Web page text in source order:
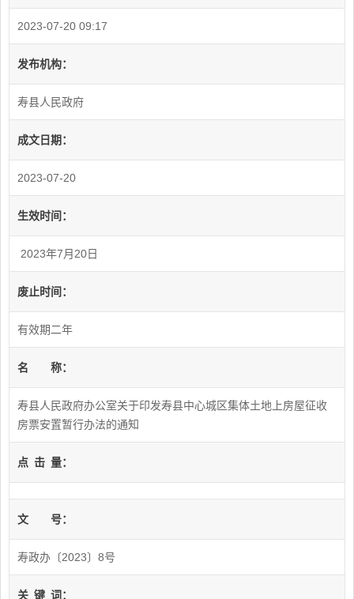
2023-07-20 09:17
发布机构：
寿县人民政府
成文日期：
2023-07-20
生效时间：
2023年7月20日
废止时间：
有效期二年
名 称：
寿县人民政府办公室关于印发寿县中心城区集体土地上房屋征收
房票安置暂行办法的通知
点 击 量：
文 号：
寿政办〔2023〕8号
关 键 词：